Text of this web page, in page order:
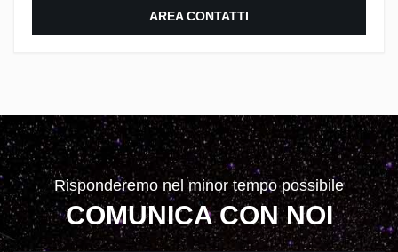
AREA CONTATTI
Risponderemo nel minor tempo possibile
COMUNICA CON NOI